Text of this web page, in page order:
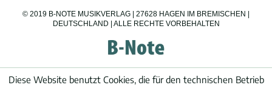
© 2019 B-NOTE MUSIKVERLAG | 27628 HAGEN IM BREMISCHEN |
DEUTSCHLAND | ALLE RECHTE VORBEHALTEN
Diese Website benutzt Cookies, die für den technischen Betrieb